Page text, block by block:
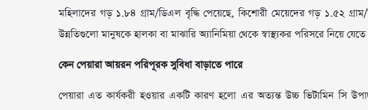
মহিলাদের গড় ১.৮৪ গ্রাম/ডিএল বৃদ্ধি পেয়েছে, কিশোরী মেয়েদের গড় ১.৫২
উন্নতিগুলো মানুষকে হালকা বা মাঝারি অ্যানিমিয়া থেকে স্বাস্থ্যকর পরিসরে নিয়ে
কেন পেয়ারা আয়রন পরিপূরক সুবিধা বাড়াতে পারে
পেয়ারা এত কার্যকরী হওয়ার একটি কারণ হলো এর অত্যন্ত উচ্চ ভিটামিন সি